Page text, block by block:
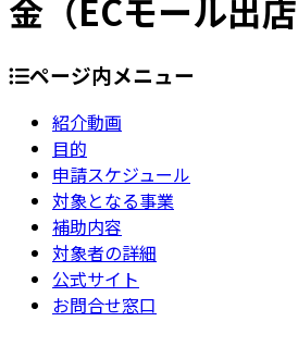
金（ECモール出店
ページ内メニュー
紹介動画
目的
申請スケジュール
対象となる事業
補助内容
対象者の詳細
公式サイト
お問合せ窓口